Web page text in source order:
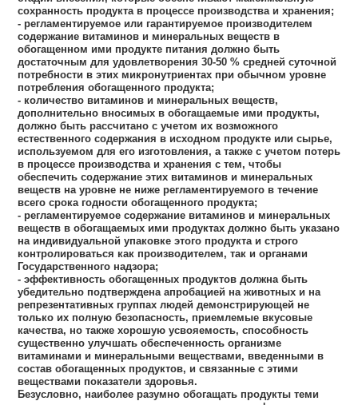
сохранность продукта в процессе производства и хранения;
- регламентируемое или гарантируемое производителем
содержание витаминов и минеральных веществ в
обогащенном ими продукте питания должно быть
достаточным для удовлетворения 30-50 % средней суточной
потребности в этих микронутриентах при обычном уровне
потребления обогащенного продукта;
- количество витаминов и минеральных веществ,
дополнительно вносимых в обогащаемые ими продукты,
должно быть рассчитано с учетом их возможного
естественного содержания в исходном продукте или сырье,
используемом для его изготовления, а также с учетом потерь
в процессе производства и хранения с тем, чтобы
обеспечить содержание этих витаминов и минеральных
веществ на уровне не ниже регламентируемого в течение
всего срока годности обогащенного продукта;
- регламентируемое содержание витаминов и минеральных
веществ в обогащаемых ими продуктах должно быть указано
на индивидуальной упаковке этого продукта и строго
контролироваться как производителем, так и органами
Государственного надзора;
- эффективность обогащенных продуктов должна быть
убедительно подтверждена апробацией на животных и на
репрезентативных группах людей демонстрирующей не
только их полную безопасность, приемлемые вкусовые
качества, но также хорошую усвояемость, способность
существенно улучшать обеспеченность организме
витаминами и минеральными веществами, введенными в
состав обогащенных продуктов, и связанные с этими
веществами показатели здоровья.
Безусловно, наиболее разумно обогащать продукты теми